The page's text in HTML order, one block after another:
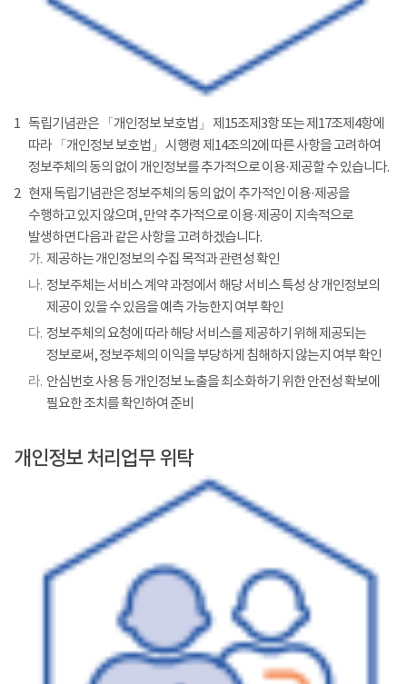
1 독립기념관은 「개인정보 보호법」 제15조제3항 또는 제17조제4항에
따라 「개인정보 보호법」 시행령 제14조의2에 따른 사항을 고려하여
정보주체의 동의 없이 개인정보를 추가적으로 이용·제공할 수 있습니다.
2 현재 독립기념관은 정보주체의 동의 없이 추가적인 이용·제공을
수행하고 있지 않으며, 만약 추가적으로 이용·제공이 지속적으로
발생하면 다음과 같은 사항을 고려하겠습니다.
가. 제공하는 개인정보의 수집 목적과 관련성 확인
나. 정보주체는 서비스 계약 과정에서 해당 서비스 특성 상 개인정보의
제공이 있을 수 있음을 예측 가능한지 여부 확인
다. 정보주체의 요청에 따라 해당 서비스를 제공하기 위해 제공되는
정보로써, 정보주체의 이익을 부당하게 침해하지 않는지 여부 확인
라. 안심번호 사용 등 개인정보 노출을 최소화하기 위한 안전성 확보에
필요한 조치를 확인하여 준비
개인정보 처리업무 위탁